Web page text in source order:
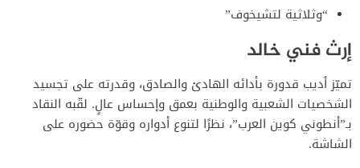
“وثلاثية لتشيخوف”
إرث فني خالد
تميّز أديب قدورة بأدائه الهادئ والصادق، وقدرته على تجسيد
الشخصيات الشعبية والوطنية بعمق وإحساس عالٍ. لقّبه النقاد
بـ”أنطوني كوين العرب”، نظرًا لتنوع أدواره وقوّة حضوره على
الشاشة.